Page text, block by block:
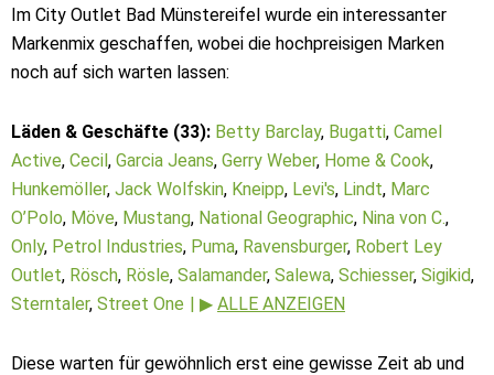
Im City Outlet Bad Münstereifel wurde ein interessanter
Markenmix geschaffen, wobei die hochpreisigen Marken
noch auf sich warten lassen:
Läden & Geschäfte (33): Betty Barclay, Bugatti, Camel
Active, Cecil, Garcia Jeans, Gerry Weber, Home & Cook,
Hunkemöller, Jack Wolfskin, Kneipp, Levi's, Lindt, Marc
O’Polo, Möve, Mustang, National Geographic, Nina von C.,
Only, Petrol Industries, Puma, Ravensburger, Robert Ley
Outlet, Rösch, Rösle, Salamander, Salewa, Schiesser, Sigikid,
Sterntaler, Street One | ▶ ALLE ANZEIGEN
Diese warten für gewöhnlich erst eine gewisse Zeit ab und